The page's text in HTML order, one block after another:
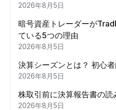
2026年8月5日
暗号資産トレーダーが
ている5つの理由
2026年8月5日
決算シーズンとは？ 初心
2026年8月5日
株取引前に決算報告書の読
2026年8月5日